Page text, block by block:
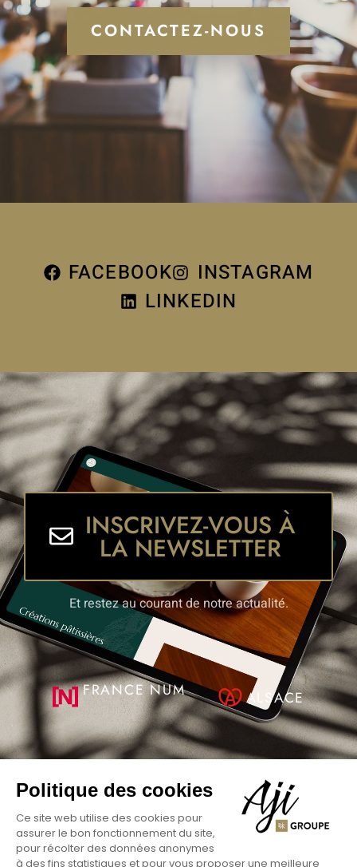
CONTACTEZ-NOUS
FACEBOOK
INSTAGRAM
LINKEDIN
INSCRIVEZ-VOUS À
LA NEWSLETTER
Et restez au courant de notre actualité.
FRANCE NUM ALSACE
© Aji Groupe Site Réalisé ParAJI Groupe SAS
Politique des cookies
Ce site web utilise des cookies pour
assurer le bon fonctionnement du site,
pour récolter des données anonymes
à des fins statistiques et pour vous proposer une meilleure